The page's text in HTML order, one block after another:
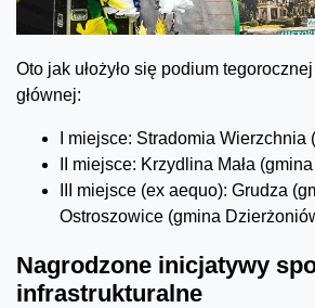
Oto jak ułożyło się podium
głównej:
I miejsce: Stradomia Wierzchnia
II miejsce: Krzydlina Mała
III miejsce (ex aequo): Grudza
Ostroszowice (gmina
Nagrodzone inicjatywy
infrastrukturalne